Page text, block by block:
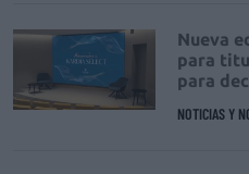
Nueva
para
para
NOTICIAS Y